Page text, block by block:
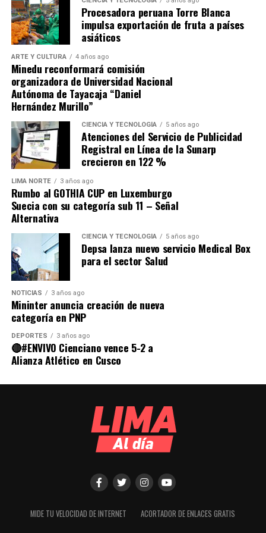
ante Los Chankas, sino buscar que Alianza Lima no se les
escape.
Source link
Comparte esto:
Procesadora peruana Torre Blanca
impulsa exportación de fruta a países
asiáticos
ARTE Y CULTURA 4 años ago
Minedu reconformará comisión
organizadora de Universidad Nacional
Autónoma de Tayacaja “Daniel
Hernández Murillo”
CIENCIA Y TECNOLOGÍA 5 años ago
Atenciones del Servicio de Publicidad
Registral en Línea de la Sunarp
crecieron en 122 %
LIMA NORTE 3 años ago
Rumbo al GOTHIA CUP en Luxemburgo
Suecia con su categoría sub 11 – Señal
Alternativa
CIENCIA Y TECNOLOGÍA 5 años ago
Depsa lanza nuevo servicio Medical Box
para el sector Salud
NOTICIAS 3 años ago
Mininter anuncia creación de nueva
categoría en PNP
DEPORTES 3 años ago
🔴#ENVIVO Cienciano vence 5-2 a
Alianza Atlético en Cusco
MIDE TU VELOCIDAD DE INTERNET ACORTADOR DE ENLACES GRATIS